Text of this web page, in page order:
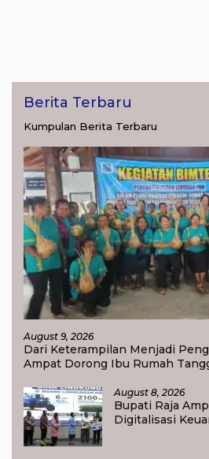
Berita Terbaru
Kumpulan Berita Terbaru
August 9, 2026
Dari Keterampilan Menjadi
Ampat Dorong Ibu Rumah
August 8, 2026
Bupati Raja
Digitalisasi